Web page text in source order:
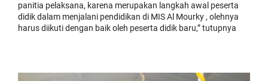
panitia pelaksana, karena merupakan langkah awal peserta
didik dalam menjalani pendidikan di MIS Al Mourky , olehnya
harus diikuti dengan baik oleh peserta didik baru,” tutupnya